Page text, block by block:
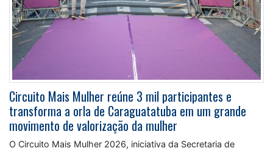
Circuito Mais Mulher reúne 3 mil participantes e
transforma a orla de Caraguatatuba em um grande
movimento de valorização da mulher
O Circuito Mais Mulher 2026, iniciativa da Secretaria de